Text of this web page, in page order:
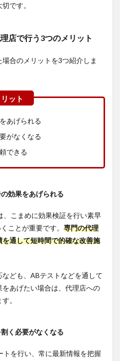
です。
店で行う3つのメリット
合のメリットを3つ紹介しま
あげられる
がなくなる
できる
効果をあげられる
、こまめに効果検証を行い素早
ことが重要です。 専門の代理
通して短時間で的確な改善施
ども、ABテストなどを通して
あげたい場合は、代理店への
。
く必要がなくなる
トを行い、常に最新情報を把握